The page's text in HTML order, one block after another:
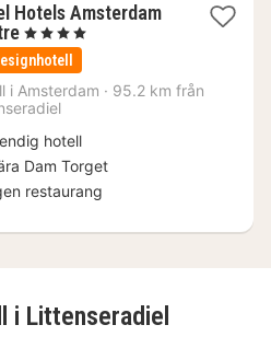
Hotels Amsterdam
1
natt
från
2061
kr.
, 4 Stjärnor
i Amsterdam · 95.2 km från
hotell
Dam Torget
restaurang
i Littenseradiel